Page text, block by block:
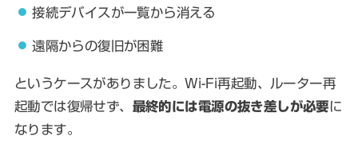
接続デバイスが一覧から消える
遠隔からの復旧が困難
というケースがありました。Wi-Fi再起動、ルーター再
起動では復帰せず、 最終的には電源の抜き差しが必要に
なります。